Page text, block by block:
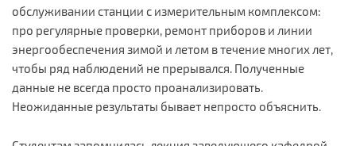
обслуживании станции с измерительным комплексом:
про регулярные проверки, ремонт приборов и линии
энергообеспечения зимой и летом в течение многих лет,
чтобы ряд наблюдений не прерывался. Полученные
данные не всегда просто проанализировать.
Неожиданные результаты бывает непросто объяснить.